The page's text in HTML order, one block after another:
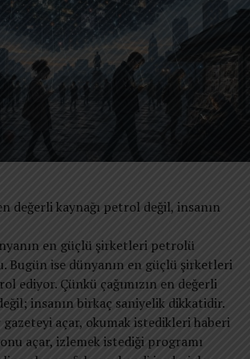
REKLAM
kalmamış payesi.
damlayan mefistonun soyu.
karanlıktan daha koyu.
yıllık ömürde dal yaprak.
üç asır doymaz karın.
tez cehenneme varın.
sabi bebelere kıydınız.
taş sayar gibi saydınız.
değerli kaynağı petrol değil, insanın
en güçlü şirketleri petrolü
Bugün ise dünyanın en güçlü şirketleri
ediyor. Çünkü çağımızın en değerli
insanın birkaç saniyelik dikkatidir.
açar, okumak istedikleri haberi
açar, izlemek istediği programı